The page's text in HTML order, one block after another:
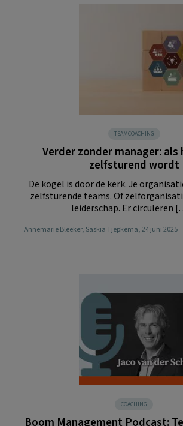
TEAMCOACHING
Verder zonder manager:
zelfsturend wordt
De kogel is door de kerk. Je
zelfsturende teams. Of
leiderschap. Er circuleren
Annemarie Bleeker, Saskia Tjepkema, 24 juni 2025
COACHING